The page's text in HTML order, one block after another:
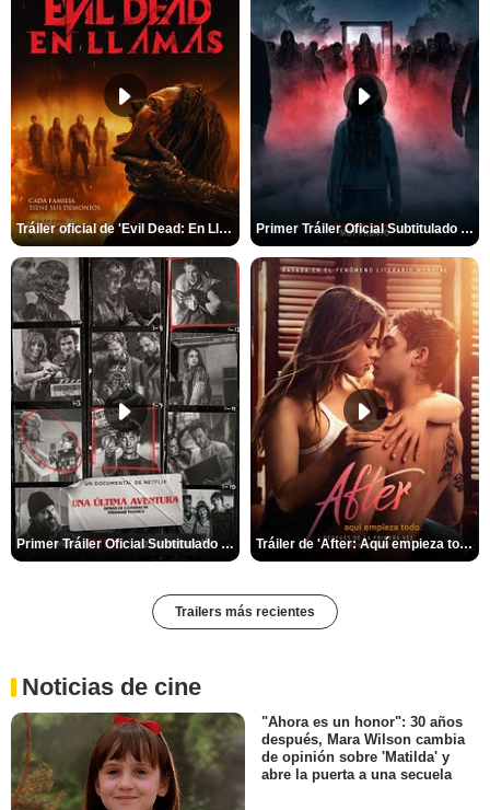
Tráiler oficial de 'Evil Dead: En Llamas' Primer Tráiler Oficial Subtitulado de 'La Noche Del Demonio: Están Entre Nosotros'
Primer Tráiler Oficial Subtitulado de 'Una última aventura: Detrás de cámaras de Stranger Things 5' Tráiler de 'After: Aquí empieza todo'
Trailers más recientes
Noticias de cine
"Ahora es un honor": 30 años
después, Mara Wilson cambia
de opinión sobre 'Matilda' y
abre la puerta a una secuela